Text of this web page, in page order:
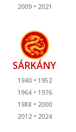
2009
2021
SÁRKÁNY
1940
1952
1964
1976
1988
2000
2012
2024